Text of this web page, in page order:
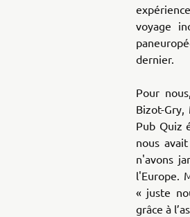
voyage
dernier.
Pour
Bizot-
Pub Quiz
nous
n'avons
l'Europe.
« juste
grâce à